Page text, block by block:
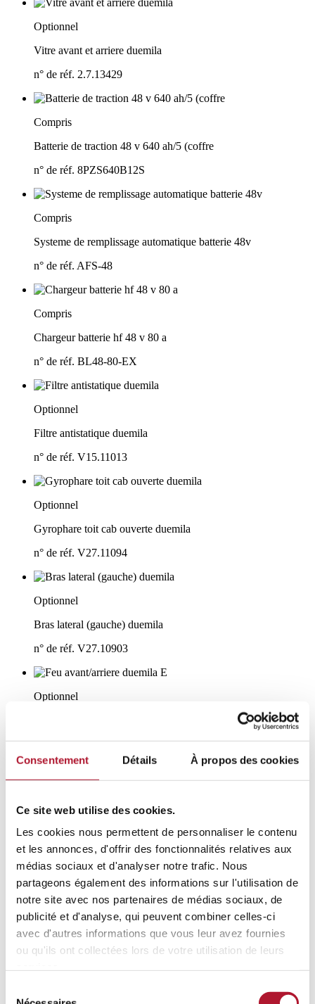
Consentement Détails À propos des cookies
Ce site web utilise des cookies.
Les cookies nous permettent de personnaliser le contenu
et les annonces, d'offrir des fonctionnalités relatives aux
médias sociaux et d'analyser notre trafic. Nous
partageons également des informations sur l'utilisation de
notre site avec nos partenaires de médias sociaux, de
publicité et d'analyse, qui peuvent combiner celles-ci
avec d'autres informations que vous leur avez fournies
ou qu'ils ont collectées lors de votre utilisation de leurs
Optionnel
Vitre avant et arriere duemila
n° de réf. 2.7.13429
Compris
Batterie de traction 48 v 640 ah/5 (coffre
n° de réf. 8PZS640B12S
Compris
Systeme de remplissage automatique batterie 48v
n° de réf. AFS-48
Compris
Chargeur batterie hf 48 v 80 a
n° de réf. BL48-80-EX
Optionnel
Filtre antistatique duemila
n° de réf. V15.11013
Optionnel
Gyrophare toit cab ouverte duemila
n° de réf. V27.11094
Optionnel
Bras lateral (gauche) duemila
n° de réf. V27.10903
Optionnel
n° de réf. V27.12915R
Optionnel
duemila
n° de réf. 1.5.03640
Optionnel